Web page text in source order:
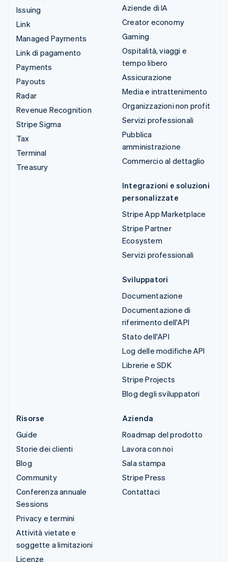
Issuing
Link
Managed Payments
Link di pagamento
Payments
Payouts
Radar
Revenue Recognition
Stripe Sigma
Tax
Terminal
Treasury
Aziende di IA
Creator economy
Gaming
Ospitalità, viaggi e
tempo libero
Assicurazione
Media e intrattenimento
Organizzazioni non profit
Servizi professionali
Pubblica
amministrazione
Commercio al dettaglio
Integrazioni e soluzioni
personalizzate
Stripe App Marketplace
Stripe Partner
Ecosystem
Servizi professionali
Sviluppatori
Documentazione
Documentazione di
riferimento dell'API
Stato dell'API
Log delle modifiche API
Librerie e SDK
Stripe Projects
Blog degli sviluppatori
Risorse
Guide
Storie dei clienti
Blog
Community
Conferenza annuale
Sessions
Privacy e termini
Attività vietate e
soggette a limitazioni
Licenze
Azienda
Roadmap del prodotto
Lavora con noi
Sala stampa
Stripe Press
Contattaci